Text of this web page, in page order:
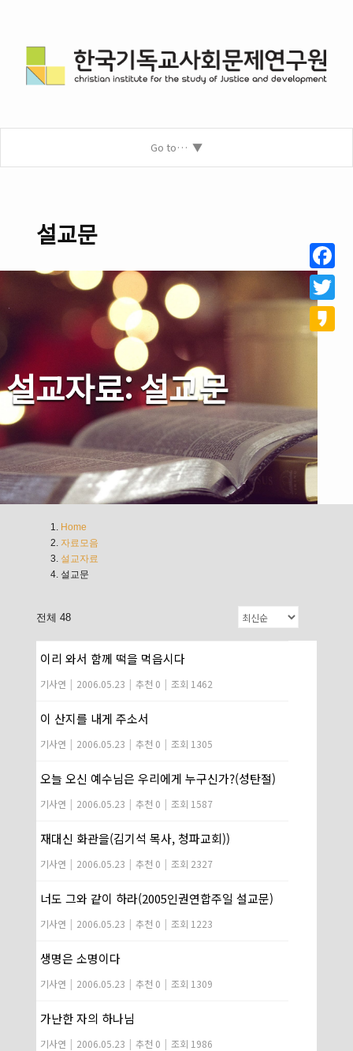
Go to…
설교문
설교자료: 설교문
Home
자료모음
설교자료
설교문
전체 48
이리 와서 함께 떡을 먹읍시다
기사연 | 2006.05.23 | 추천 0 | 조회 1462
이 산지를 내게 주소서
기사연 | 2006.05.23 | 추천 0 | 조회 1305
오늘 오신 예수님은 우리에게 누구신가?(성탄절)
기사연 | 2006.05.23 | 추천 0 | 조회 1587
재대신 화관을(김기석 목사, 청파교회))
기사연 | 2006.05.23 | 추천 0 | 조회 2327
너도 그와 같이 하라(2005인권연합주일 설교문)
기사연 | 2006.05.23 | 추천 0 | 조회 1223
생명은 소명이다
기사연 | 2006.05.23 | 추천 0 | 조회 1309
가난한 자의 하나님
기사연 | 2006.05.23 | 추천 0 | 조회 1986
Twitter